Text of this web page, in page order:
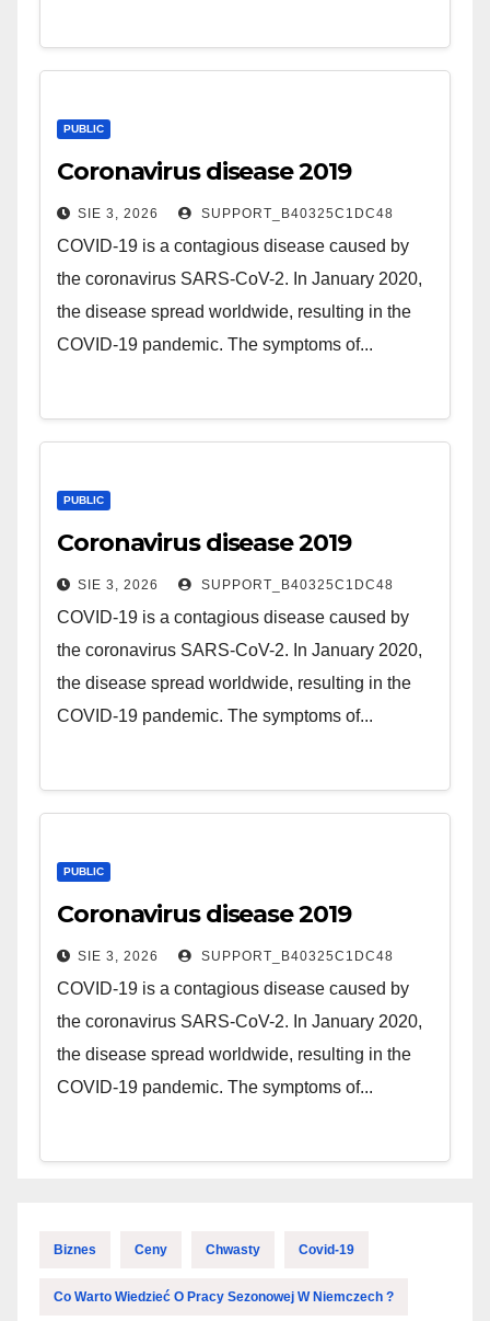
PUBLIC
Coronavirus disease 2019
SIE 3, 2026 SUPPORT_B40325C1DC48
COVID-19 is a contagious disease caused by
the coronavirus SARS-CoV-2. In January 2020,
the disease spread worldwide, resulting in the
COVID-19 pandemic. The symptoms of...
PUBLIC
Coronavirus disease 2019
SIE 3, 2026 SUPPORT_B40325C1DC48
COVID-19 is a contagious disease caused by
the coronavirus SARS-CoV-2. In January 2020,
the disease spread worldwide, resulting in the
COVID-19 pandemic. The symptoms of...
PUBLIC
Coronavirus disease 2019
SIE 3, 2026 SUPPORT_B40325C1DC48
COVID-19 is a contagious disease caused by
the coronavirus SARS-CoV-2. In January 2020,
the disease spread worldwide, resulting in the
COVID-19 pandemic. The symptoms of...
Biznes Ceny Chwasty Covid-19
Co Warto Wiedzieć O Pracy Sezonowej W Niemczech ?